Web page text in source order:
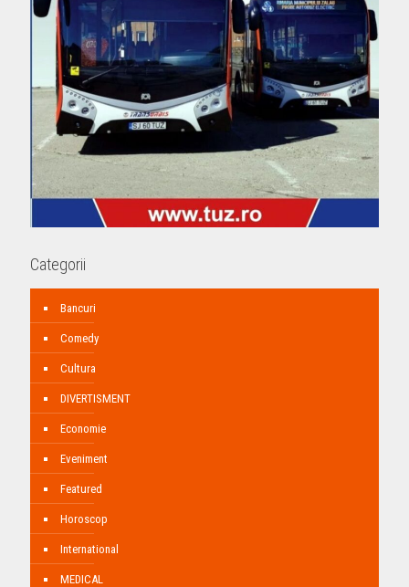
Categorii
Bancuri
Comedy
Cultura
DIVERTISMENT
Economie
Eveniment
Featured
Horoscop
International
MEDICAL